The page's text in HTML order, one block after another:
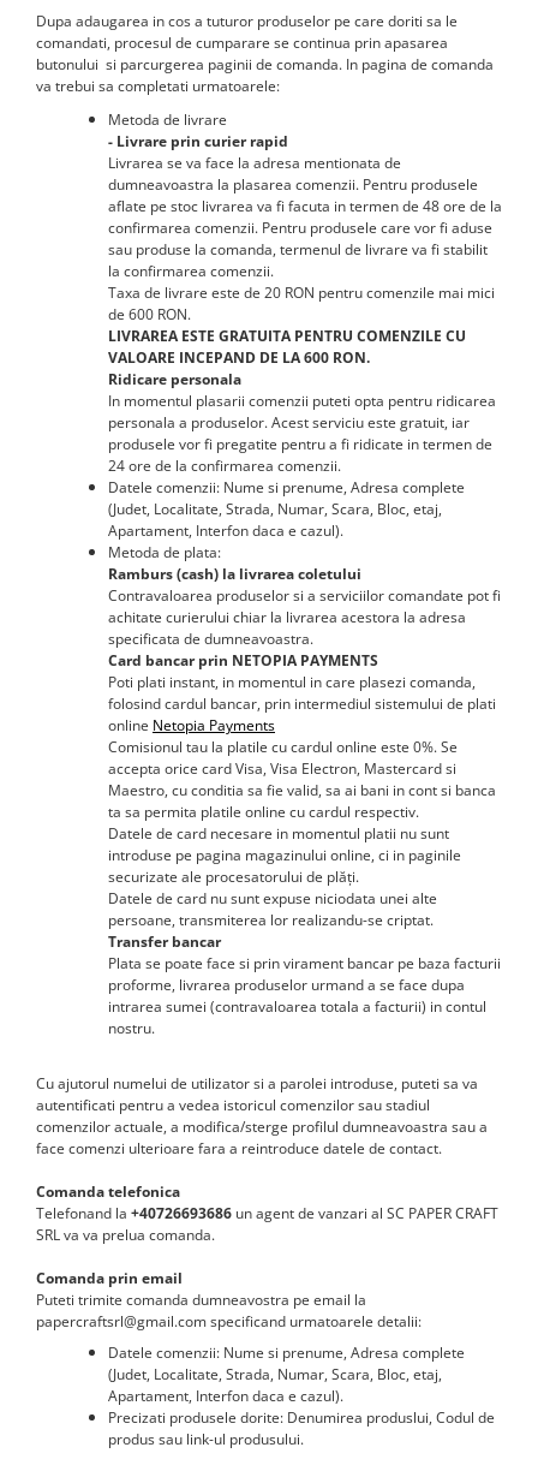
Dupa adaugarea in cos a tuturor produselor pe care doriti sa le
comandati, procesul de cumparare se continua prin apasarea
butonului si parcurgerea paginii de comanda. In pagina de comanda
va trebui sa completati urmatoarele:
Metoda de livrare
- Livrare prin curier rapid
Livrarea se va face la adresa mentionata de
dumneavoastra la plasarea comenzii. Pentru produsele
aflate pe stoc livrarea va fi facuta in termen de 48 ore de la
confirmarea comenzii. Pentru produsele care vor fi aduse
sau produse la comanda, termenul de livrare va fi stabilit
la confirmarea comenzii.
Taxa de livrare este de 20 RON pentru comenzile mai mici
de 600 RON.
LIVRAREA ESTE GRATUITA PENTRU COMENZILE CU
VALOARE INCEPAND DE LA 600 RON.
Ridicare personala
In momentul plasarii comenzii puteti opta pentru ridicarea
personala a produselor. Acest serviciu este gratuit, iar
produsele vor fi pregatite pentru a fi ridicate in termen de
24 ore de la confirmarea comenzii.
Datele comenzii: Nume si prenume, Adresa complete
(Judet, Localitate, Strada, Numar, Scara, Bloc, etaj,
Apartament, Interfon daca e cazul).
Metoda de plata:
Ramburs (cash) la livrarea coletului
Contravaloarea produselor si a serviciilor comandate pot fi
achitate curierului chiar la livrarea acestora la adresa
specificata de dumneavoastra.
Card bancar prin NETOPIA PAYMENTS
Poti plati instant, in momentul in care plasezi comanda,
folosind cardul bancar, prin intermediul sistemului de plati
online Netopia Payments
Comisionul tau la platile cu cardul online este 0%. Se
accepta orice card Visa, Visa Electron, Mastercard si
Maestro, cu conditia sa fie valid, sa ai bani in cont si banca
ta sa permita platile online cu cardul respectiv.
Datele de card necesare in momentul platii nu sunt
introduse pe pagina magazinului online, ci in paginile
securizate ale procesatorului de plăți.
Datele de card nu sunt expuse niciodata unei alte
persoane, transmiterea lor realizandu-se criptat.
Transfer bancar
Plata se poate face si prin virament bancar pe baza facturii
proforme, livrarea produselor urmand a se face dupa
intrarea sumei (contravaloarea totala a facturii) in contul
nostru.
Cu ajutorul numelui de utilizator si a parolei introduse, puteti sa va
autentificati pentru a vedea istoricul comenzilor sau stadiul
comenzilor actuale, a modifica/sterge profilul dumneavoastra sau a
face comenzi ulterioare fara a reintroduce datele de contact.
Comanda telefonica
Telefonand la +40726693686 un agent de vanzari al SC PAPER CRAFT
SRL va va prelua comanda.
Comanda prin email
Puteti trimite comanda dumneavostra pe email la
papercraftsrl@gmail.com specificand urmatoarele detalii:
Datele comenzii: Nume si prenume, Adresa complete
(Judet, Localitate, Strada, Numar, Scara, Bloc, etaj,
Apartament, Interfon daca e cazul).
Precizati produsele dorite: Denumirea produslui, Codul de
produs sau link-ul produsului.